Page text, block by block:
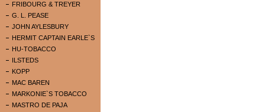
FRIBOURG & TREYER
G. L. PEASE
JOHN AYLESBURY
HERMIT CAPTAIN EARLE`S
HU-TOBACCO
ILSTEDS
KOPP
MAC BAREN
MARKONIE`S TOBACCO
MASTRO DE PAJA